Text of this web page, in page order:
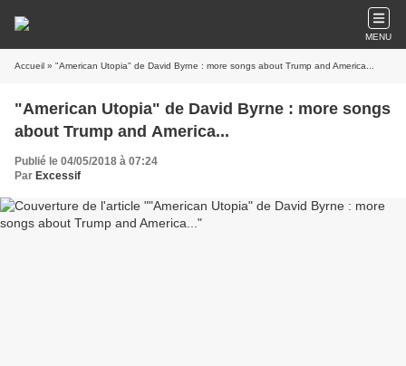
MENU
Accueil » "American Utopia" de David Byrne : more songs about Trump and America...
"American Utopia" de David Byrne : more songs
about Trump and America...
Publié le 04/05/2018 à 07:24
Par Excessif